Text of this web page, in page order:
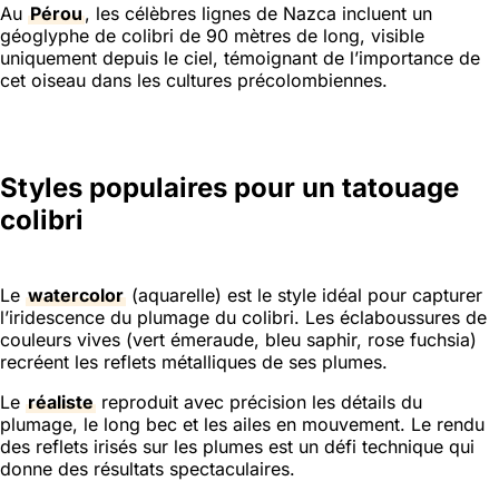
Au Pérou, les célèbres lignes de Nazca incluent un
géoglyphe de colibri de 90 mètres de long, visible
uniquement depuis le ciel, témoignant de l’importance de
cet oiseau dans les cultures précolombiennes.
Styles populaires pour un tatouage
colibri
Le watercolor (aquarelle) est le style idéal pour capturer
l’iridescence du plumage du colibri. Les éclaboussures de
couleurs vives (vert émeraude, bleu saphir, rose fuchsia)
recréent les reflets métalliques de ses plumes.
Le réaliste reproduit avec précision les détails du
plumage, le long bec et les ailes en mouvement. Le rendu
des reflets irisés sur les plumes est un défi technique qui
donne des résultats spectaculaires.